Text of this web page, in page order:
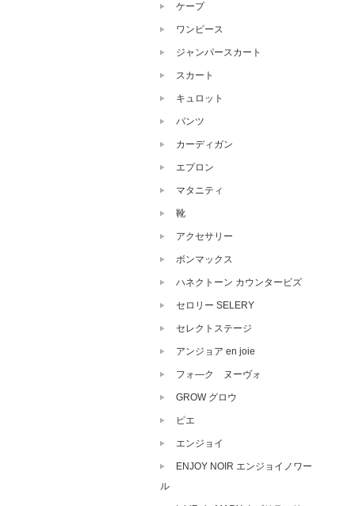
ケープ
ワンピース
ジャンパースカート
スカート
キュロット
パンツ
カーディガン
エプロン
マタニティ
靴
アクセサリー
ボンマックス
ハネクトーン カウンタービズ
セロリー SELERY
セレクトステージ
アンジョア en joie
フォ―ク ヌーヴォ
GROW グロウ
ピエ
エンジョイ
ENJOY NOIR エンジョイノワー
ル